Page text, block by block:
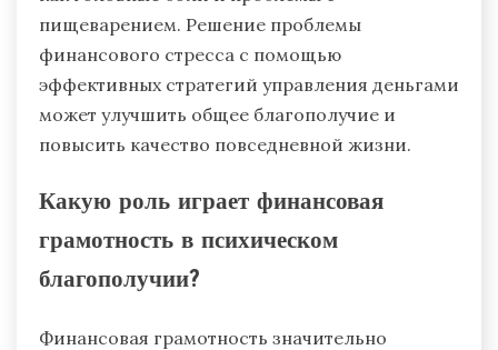
пищеварением. Решение проблемы
финансового стресса с помощью
эффективных стратегий управления деньгами
может улучшить общее благополучие и
повысить качество повседневной жизни.
Какую роль играет финансовая
грамотность в психическом
благополучии?
Финансовая грамотность значительно